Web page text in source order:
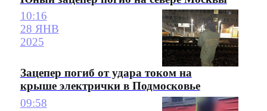
10:16
28 ЯНВ
2025
Зацепер погиб от удара током на
крыше электрички в Подмосковье
09:58